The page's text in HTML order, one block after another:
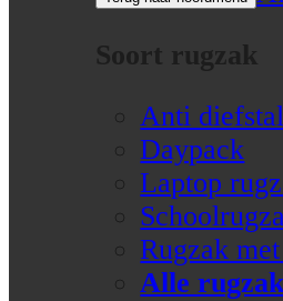
Soort rugzak
Anti
Daypack
Laptop
Rugzak
Alle